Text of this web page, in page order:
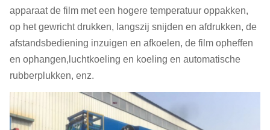
apparaat de film met een hogere temperatuur oppakken,
op het gewricht drukken, langszij snijden en afdrukken, de
afstandsbediening inzuigen en afkoelen, de film opheffen
en ophangen,luchtkoeling en koeling en automatische
rubberplukken, enz.